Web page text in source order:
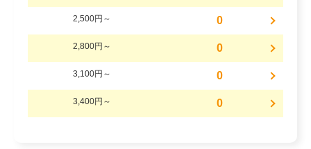
2,500円～ 0
2,800円～ 0
3,100円～ 0
3,400円～ 0